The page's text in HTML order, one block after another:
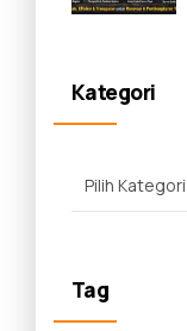
Kategori
Tag